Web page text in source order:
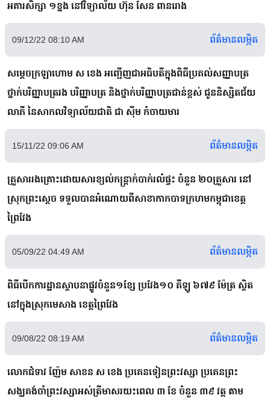
អគារសិក្សា ១ខ្នង នៅវិទ្យាល័យ ហ៊ុន សែន ពានរោង
09/12/22 08:10 AM ព័ត៌មានលម្អិត
សម្ដេចក្រឡាហោម ស ខេង អញ្ជើញជាអធិបតីក្នុងពិធីប្រគល់សញ្ញាបត្រ
ថ្នាក់បរិញ្ញាបត្ររង បរិញ្ញាបត្រ និងថ្នាក់បរិញ្ញាបត្រជាន់ខ្ពស់ ជូននិស្សិតជ័យ
លាភី នៃសាកលវិទ្យាល័យជាតិ ជា ស៊ីម កំចាយមារ
15/11/22 09:06 AM ព័ត៌មានលម្អិត
គ្រួសាររងគ្រោះដោយសារខ្យល់កន្ត្រាក់បាក់រលំផ្ទះ ចំនួន ២០គ្រួសារ នៅ
ស្រុកព្រះស្តេច ទទួលបានអំណោយពីសាខាកាកបាទក្រហមកម្ពុជាខេត្ត
ព្រៃវែង
05/09/22 04:49 AM ព័ត៌មានលម្អិត
ពិធីបើកការដ្ឋានស្ថាបនាផ្លូវចំនួន១ខ្សែ ប្រវែង១០ គីឡូ ៦៧៩ ម៉ែត្រ ស្ថិត
នៅក្នុងស្រុកមេសាង ខេត្តព្រៃវែង
09/08/22 08:19 AM ព័ត៌មានលម្អិត
លោកជំទាវ ញ៉ែម សាខន ស ខេង ប្រគេនទៀនព្រះវស្សា ប្រគេនព្រះ
សង្ឃគង់ចាំព្រះវស្សាអស់ត្រីមាសរយះពេល ៣ ខែ ចំនួន ៣៩ វត្ត តាម